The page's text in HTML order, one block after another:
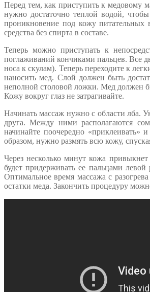
Перед тем, как приступить к медовому
нужно достаточно теплой водой,
проникновение под кожу питательных
средства без спирта в составе.
Теперь можно приступать к
поглаживаний кончиками пальцев. Все
носа к скулам). Теперь переходите к
наносить мед. Слой должен быть
неполной столовой ложки. Мед должен
Кожу вокруг глаз не затрагивайте.
Начинать массаж нужно с области лба.
друга. Между ними располагаются
начинайте поочередно
образом, нужно размять всю кожу,
Через несколько минут кожа
будет придерживать ее пальцами
Оптимальное время массажа с
остатки меда. Закончить процедуру